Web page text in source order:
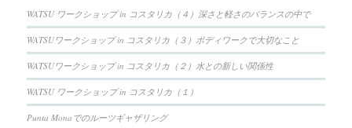
WATSU ワークショップ in コスタリカ（４）深さと軽さのバランスの中で
WATSUワークショップ in コスタリカ（３）ボディワークで大切なこと
WATSUワークショップ in コスタリカ（２）水との新しい関係性
WATSU ワークショップ in コスタリカ（１）
Punta Monaでのルーツギャザリング